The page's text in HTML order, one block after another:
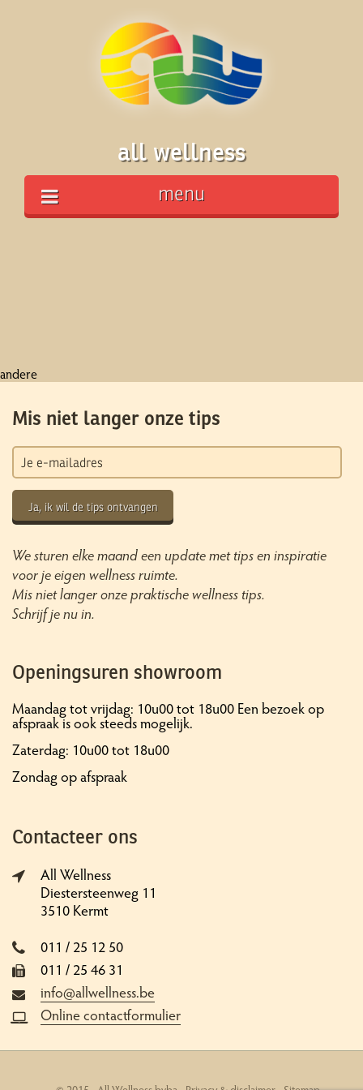
all wellness
menu
andere
Mis niet langer onze tips
Ja, ik wil de tips ontvangen
We sturen elke maand een update met tips en inspiratie
voor je eigen wellness ruimte.
Mis niet langer onze praktische wellness tips.
Schrijf je nu in.
Openingsuren showroom
Maandag tot vrijdag: 10u00 tot 18u00 Een bezoek op
afspraak is ook steeds mogelijk.
Zaterdag: 10u00 tot 18u00
Zondag op afspraak
Contacteer ons
All Wellness
Diestersteenweg 11
3510 Kermt
011 / 25 12 50
011 / 25 46 31
info@allwellness.be
Online contactformulier